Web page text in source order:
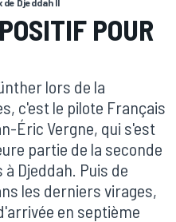
de Djeddah II
POUR
lors de la
c'est le pilote Français
Éric Vergne, qui s'est
partie de la seconde
Djeddah. Puis de
les derniers virages,
en septième